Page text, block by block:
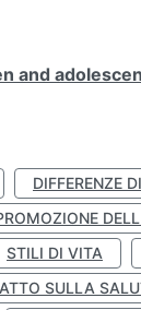
and
DIFFERENZE
STILI DI VITA
SULLA